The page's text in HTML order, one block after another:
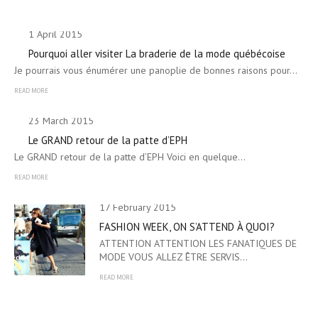
1 April 2015
Pourquoi aller visiter La braderie de la mode québécoise
Je pourrais vous énumérer une panoplie de bonnes raisons pour…
READ MORE
23 March 2015
Le GRAND retour de la patte d’EPH
Le GRAND retour de la patte d’EPH Voici en quelque…
READ MORE
17 February 2015
FASHION WEEK, ON S’ATTEND À QUOI?
ATTENTION ATTENTION LES FANATIQUES DE
MODE VOUS ALLEZ ÊTRE SERVIS…
READ MORE